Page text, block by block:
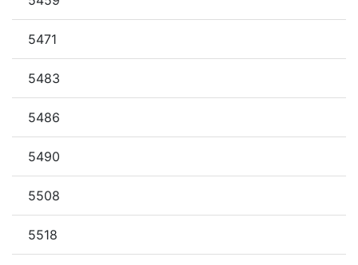
5471
5483
5486
5490
5508
5518